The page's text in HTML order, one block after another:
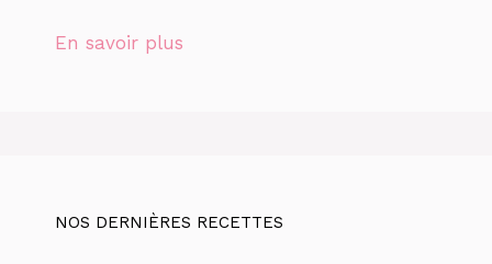
En savoir plus
NOS DERNIÈRES RECETTES